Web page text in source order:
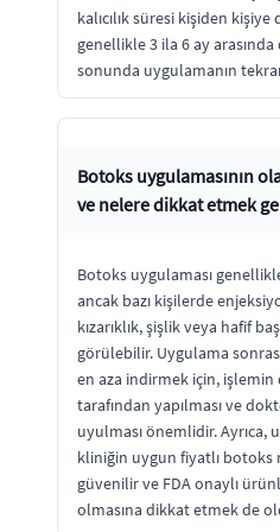
kalıcılık süresi kişiden
genellikle 3 ila 6 ay
sonunda uygulamanın
Botoks uygulamasının
ve nelere dikkat etmek
Botoks uygulaması
ancak bazı kişilerde
kızarıklık, şişlik veya hafif
görülebilir. Uygulama
en aza indirmek için,
tarafından yapılması ve
uyulması önemlidir. Ayrıca,
kliniğin uygun fiyatlı botoks
güvenilir ve FDA onaylı
olmasına dikkat etmek de